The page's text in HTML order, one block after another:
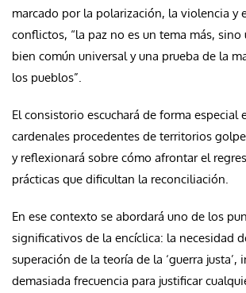
marcado por la polarización, la violencia y
conflictos, “la paz no es un tema más,
bien común universal y una prueba de la
los pueblos”.
El consistorio escuchará de forma especial
cardenales procedentes de territorios
y reflexionará sobre cómo afrontar el
prácticas que dificultan la reconciliación.
En ese contexto se abordará uno de los
significativos de la encíclica: la necesidad
superación de la teoría de la ‘guerra justa’,
demasiada frecuencia para justificar